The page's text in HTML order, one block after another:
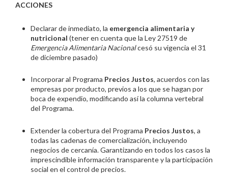
ACCIONES
Declarar de inmediato, la emergencia alimentaria y
nutricional (tener en cuenta que la Ley 27519 de
Emergencia Alimentaria Nacionalcesó su vigencia el 31
de diciembre pasado)
Incorporar al Programa Precios Justos, acuerdos con las
empresas por producto, previos a los que se hagan por
boca de expendio, modificando así la columna vertebral
del Programa.
Extender la cobertura del Programa Precios Justos, a
todas las cadenas de comercialización, incluyendo
negocios de cercanía. Garantizando en todos los casos la
imprescindible información transparente y la participación
social en el control de precios.